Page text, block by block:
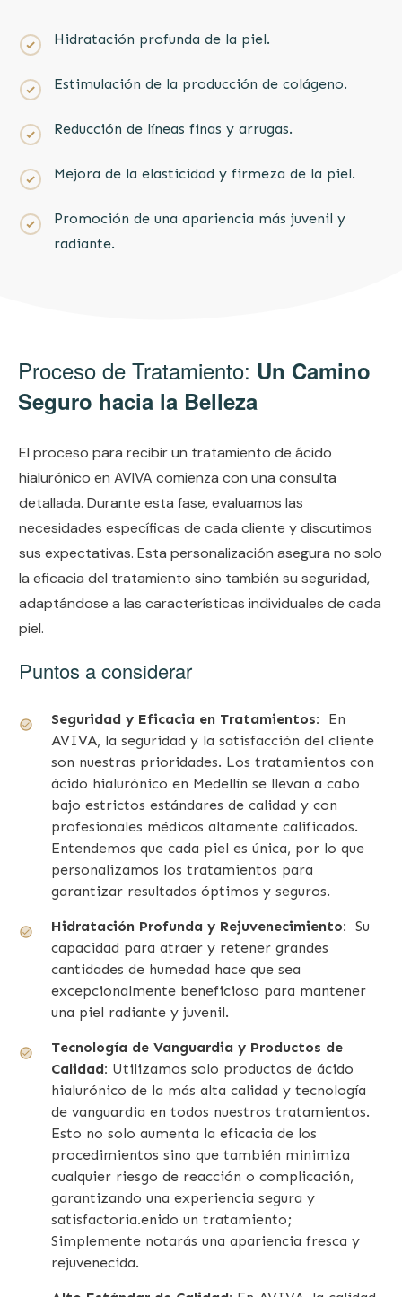
Hidratación profunda de la piel.
Estimulación de la producción de colágeno.
Reducción de líneas finas y arrugas.
Mejora de la elasticidad y firmeza de la piel.
Promoción de una apariencia más juvenil y
radiante.
Proceso de Tratamiento: Un Camino
Seguro hacia la Belleza
El proceso para recibir un tratamiento de ácido
hialurónico en AVIVA comienza con una consulta
detallada. Durante esta fase, evaluamos las
necesidades específicas de cada cliente y discutimos
sus expectativas. Esta personalización asegura no solo
la eficacia del tratamiento sino también su seguridad,
adaptándose a las características individuales de cada
piel.
Puntos a considerar
Seguridad y Eficacia en Tratamientos:
En
AVIVA, la seguridad y la satisfacción del cliente
son nuestras prioridades. Los tratamientos con
ácido hialurónico en Medellín se llevan a cabo
bajo estrictos estándares de calidad y con
profesionales médicos altamente calificados.
Entendemos que cada piel es única, por lo que
personalizamos los tratamientos para
garantizar resultados óptimos y seguros.
Hidratación Profunda y Rejuvenecimiento: Su
capacidad para atraer y retener grandes
cantidades de humedad hace que sea
excepcionalmente beneficioso para mantener
una piel radiante y juvenil.
Tecnología de Vanguardia y Productos de
Calidad: Utilizamos solo productos de ácido
hialurónico de la más alta calidad y tecnología
de vanguardia en todos nuestros tratamientos.
Esto no solo aumenta la eficacia de los
procedimientos sino que también minimiza
cualquier riesgo de reacción o complicación,
garantizando una experiencia segura y
satisfactoria.enido un tratamiento;
Simplemente notarás una apariencia fresca y
rejuvenecida.